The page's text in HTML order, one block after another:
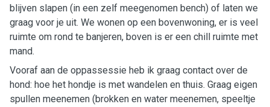
blijven slapen (in een zelf meegenomen bench) of laten we
graag voor je uit. We wonen op een bovenwoning, er is veel
ruimte om rond te banjeren, boven is er een chill ruimte met
mand.
Vooraf aan de oppassessie heb ik graag contact over de
hond: hoe het hondje is met wandelen en thuis. Graag eigen
spullen meenemen (brokken en water meenemen, speeltje